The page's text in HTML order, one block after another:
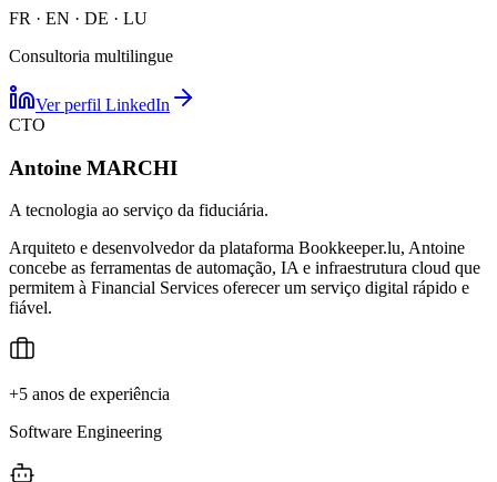
FR · EN · DE · LU
Consultoria multilingue
Ver perfil LinkedIn
CTO
Antoine MARCHI
A tecnologia ao serviço da fiduciária.
Arquiteto e desenvolvedor da plataforma Bookkeeper.lu, Antoine
concebe as ferramentas de automação, IA e infraestrutura cloud que
permitem à Financial Services oferecer um serviço digital rápido e
fiável.
+5 anos de experiência
Software Engineering